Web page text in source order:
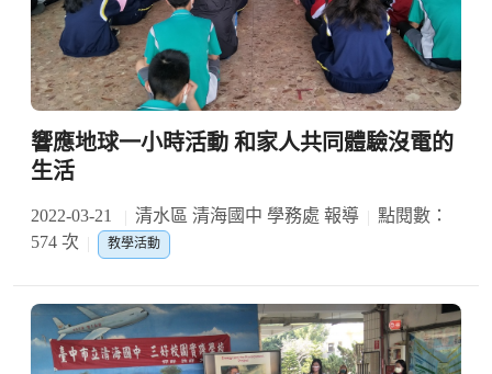
響應地球一小時活動 和家人共同體驗沒電的
生活
2022-03-21 清水區 清海國中 學務處 報導
點閱數：
574 次
教學活動